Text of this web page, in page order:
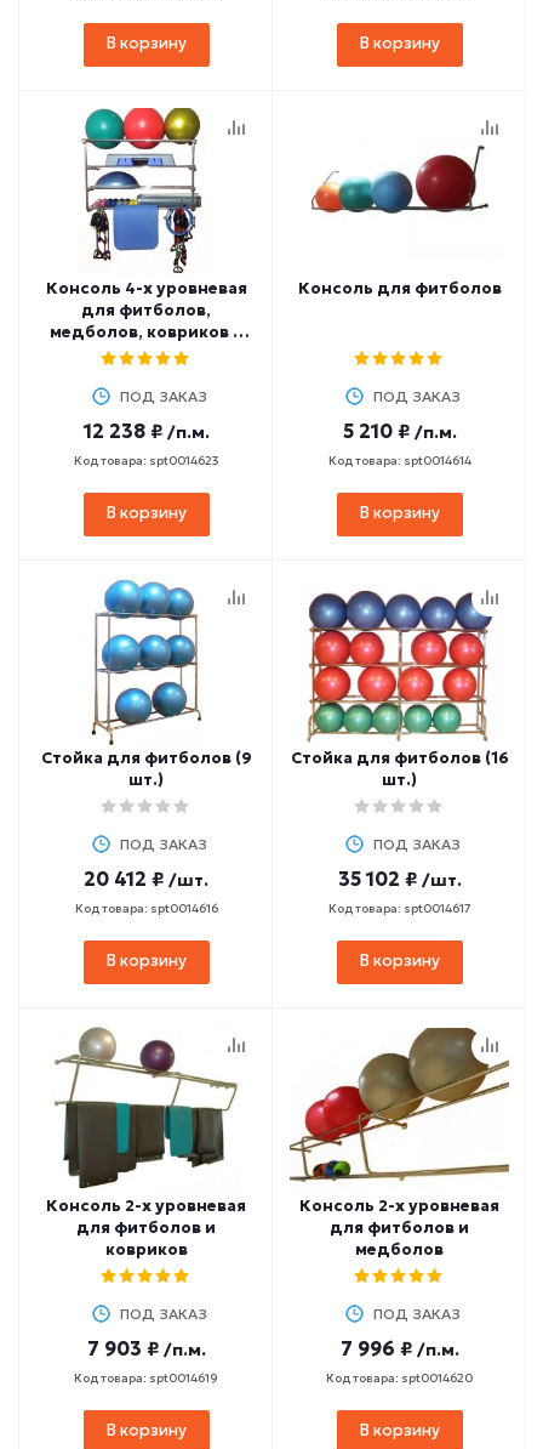
В корзину В корзину
Консоль 4-х уровневая
для фитболов,
медболов, ковриков и
гантелей
ПОД ЗАКАЗ
12 238 ₽ /п.м.
Код товара: spt0014623
В корзину
Консоль для фитболов
ПОД ЗАКАЗ
5 210 ₽ /п.м.
Код товара: spt0014614
В корзину
Стойка для фитболов (9
шт.)
ПОД ЗАКАЗ
20 412 ₽ /шт.
Код товара: spt0014616
В корзину
Стойка для фитболов (16
шт.)
ПОД ЗАКАЗ
35 102 ₽ /шт.
Код товара: spt0014617
В корзину
Консоль 2-х уровневая
для фитболов и
ковриков
ПОД ЗАКАЗ
7 903 ₽ /п.м.
Код товара: spt0014619
В корзину
Консоль 2-х уровневая
для фитболов и
медболов
ПОД ЗАКАЗ
7 996 ₽ /п.м.
Код товара: spt0014620
В корзину